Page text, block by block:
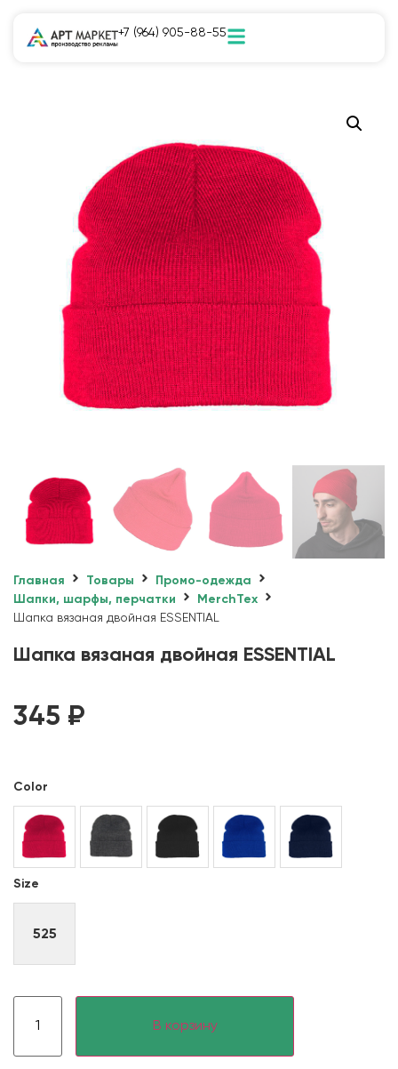
+7 (964) 905-88-55
Главная Товары
Промо-одежда
Шапки, шарфы, перчатки
MerchTex
Шапка вязаная двойная ESSENTIAL
Шапка вязаная двойная ESSENTIAL
345 ₽
Color
Size
525
В корзину